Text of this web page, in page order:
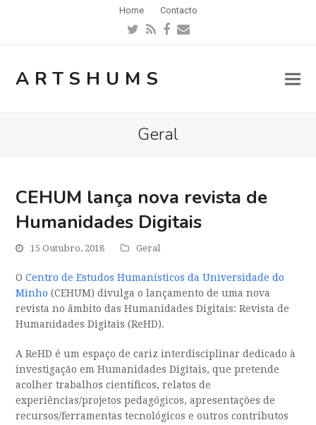
Home Contacto
Twitter
RSSFacebook
Email
ARTSHUMS
Geral
CEHUM lança nova revista de
Humanidades Digitais
15 Outubro, 2018 Geral
OCentro de Estudos Humanísticos da Universidade do
Minho (CEHUM) divulga o lançamento de uma nova
revista no âmbito das Humanidades Digitais: Revista de
Humanidades Digitais (ReHD).
A ReHD é um espaço de cariz interdisciplinar dedicado à
investigação em Humanidades Digitais, que pretende
acolher trabalhos científicos, relatos de
experiências/projetos pedagógicos, apresentações de
recursos/ferramentas tecnológicos e outros contributos